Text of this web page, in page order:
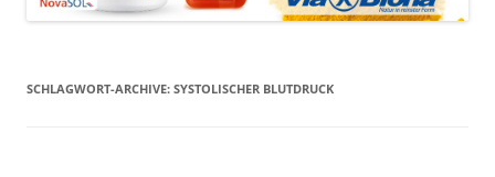
SCHLAGWORT-ARCHIVE: SYSTOLISCHER BLUTDRUCK